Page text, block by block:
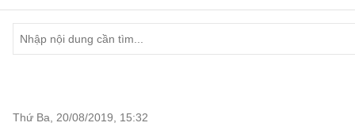
Thứ Ba, 20/08/2019 15:32